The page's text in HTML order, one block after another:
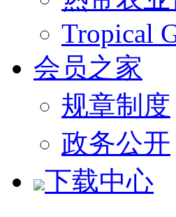
Tropical
会员之家
规章制度
政务公开
下载中心